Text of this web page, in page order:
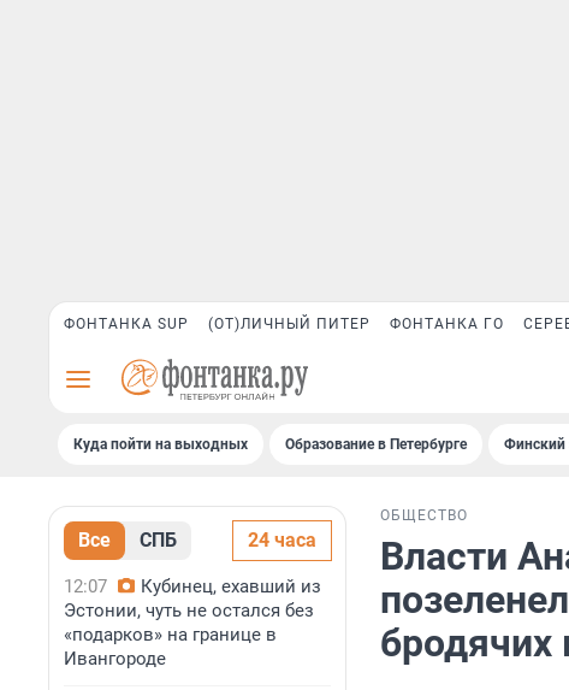
ФОНТАНКА SUP (ОТ)ЛИЧНЫЙ ПИТЕР ФОНТАНКА ГО
Куда пойти на выходных Образование в Петербурге Финский
Все СПБ 24 часа
12:07
Кубинец, ехавший из
Эстонии, чуть не остался без
«подарков» на границе в
Ивангороде
ОБЩЕСТВО
Власти
бродячих